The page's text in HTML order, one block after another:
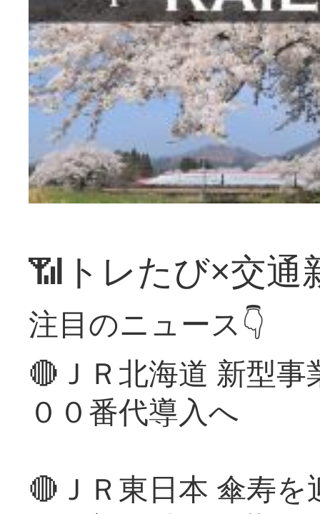
📶トレたび×交通
注目のニュース👇
🔴ＪＲ北海道 新型
００番代導入へ
🔴ＪＲ東日本 傘寿